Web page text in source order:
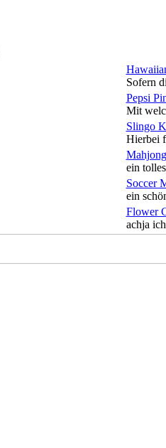
Sofern
Pepsi
Mit
Slingo
Hierbei
ein
Soccer
ein
Flower
achja